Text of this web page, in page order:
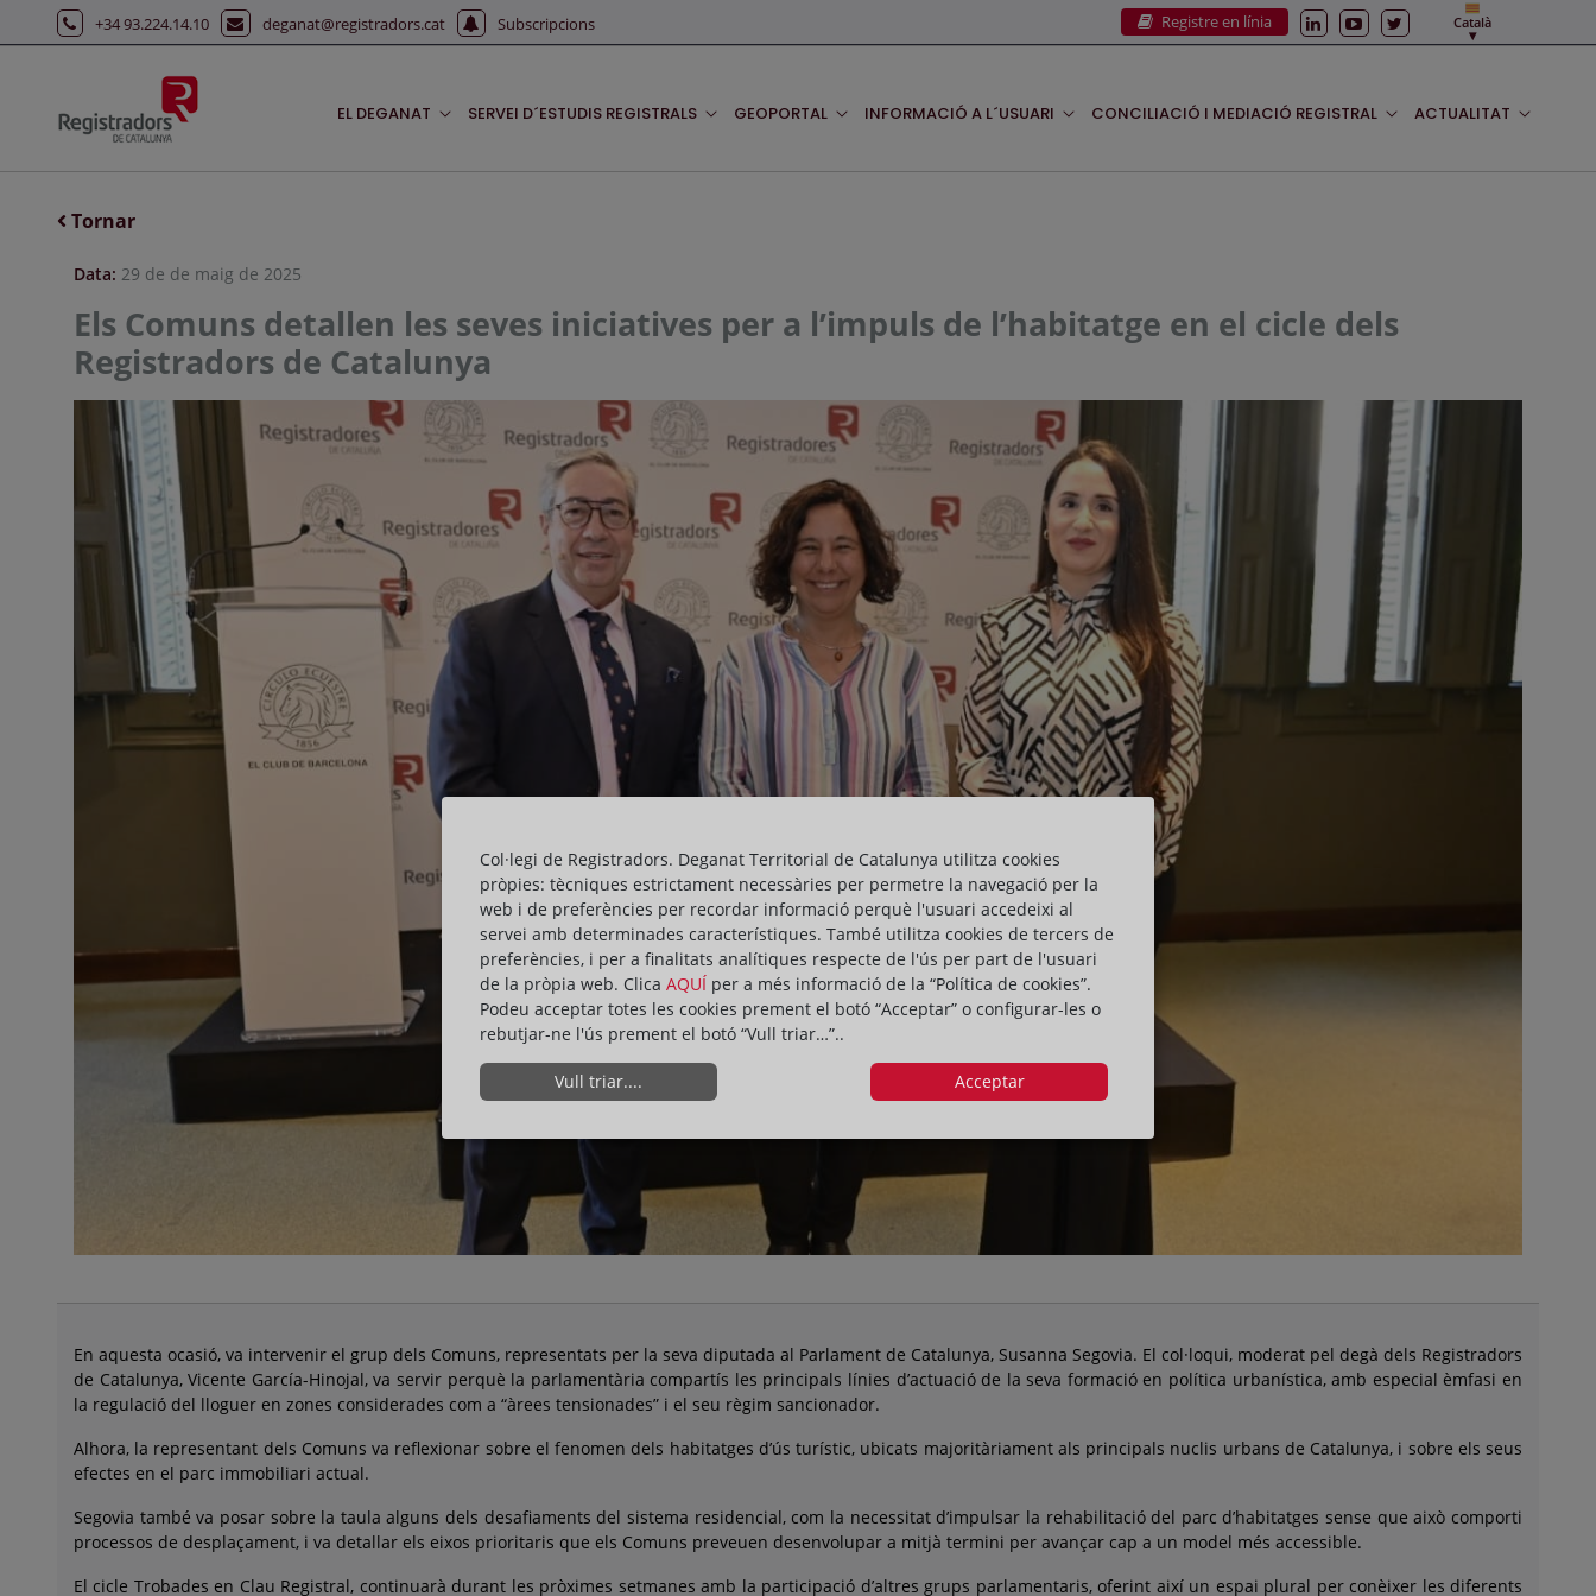
Salta al contingut principal
+34 93.224.14.10 deganat@registradors.cat Subscripcions Registre en línia Català
EL DEGANAT SERVEI D´ESTUDIS REGISTRALS GEOPORTAL INFORMACIÓ A L´USUARI CONCILIACIÓ I MEDIACIÓ REGISTRAL ACTUALITAT
Tornar
Data: 29 de de maig de 2025
Els Comuns detallen les seves iniciatives per a l’impuls de l’habitatge en el cicle dels
Registradors de Catalunya
En aquesta ocasió, va intervenir el grup dels Comuns, representats per la seva diputada al Parlament de Catalunya, Susanna Segovia. El col·loqui, moderat pel degà dels Registradors
de Catalunya, Vicente García-Hinojal, va servir perquè la parlamentària compartís les principals línies d’actuació de la seva formació en política urbanística, amb especial èmfasi en
la regulació del lloguer en zones considerades com a “àrees tensionades” i el seu règim sancionador.
Alhora, la representant dels Comuns va reflexionar sobre el fenomen dels habitatges d’ús turístic, ubicats majoritàriament als principals nuclis urbans de Catalunya, i sobre els seus
efectes en el parc immobiliari actual.
Segovia també va posar sobre la taula alguns dels desafiaments del sistema residencial, com la necessitat d’impulsar la rehabilitació del parc d’habitatges sense que això comporti
processos de desplaçament, i va detallar els eixos prioritaris que els Comuns preveuen desenvolupar a mitjà termini per avançar cap a un model més accessible.
El cicle Trobades en Clau Registral, continuarà durant les pròximes setmanes amb la participació d’altres grups parlamentaris, oferint així un espai plural per conèixer les diferents
Col·legi de Registradors. Deganat Territorial de Catalunya utilitza cookies
pròpies: tècniques estrictament necessàries per permetre la navegació per la
web i de preferències per recordar informació perquè l'usuari accedeixi al
servei amb determinades característiques. També utilitza cookies de tercers de
preferències, i per a finalitats analítiques respecte de l'ús per part de l'usuari
de la pròpia web. Clica AQUÍ per a més informació de la “Política de cookies”.
Podeu acceptar totes les cookies prement el botó “Acceptar” o configurar-les o
rebutjar-ne l'ús prement el botó “Vull triar…”..
Vull triar.... Acceptar